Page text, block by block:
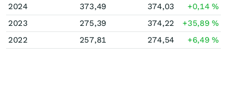
2024
373,49 374,03 +0,14%
2023
275,39 374,22 +35,89%
2022
257,81 274,54 +6,49%